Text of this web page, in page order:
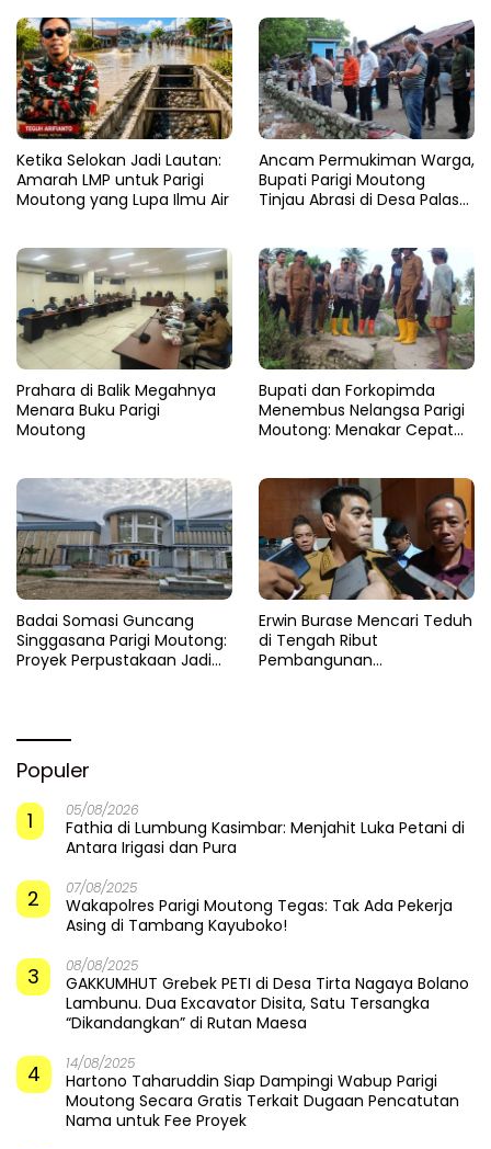
Ketika Selokan Jadi Lautan:
Amarah LMP untuk Parigi
Moutong yang Lupa Ilmu Air
Ancam Permukiman Warga,
Bupati Parigi Moutong
Tinjau Abrasi di Desa Palasa
Prahara di Balik Megahnya
Menara Buku Parigi
Moutong
​Bupati dan Forkopimda
Menembus Nelangsa Parigi
Moutong: Menakar Cepat
Badai Somasi Guncang
Singgasana Parigi Moutong:
Proyek Perpustakaan Jadi
Erwin Burase Mencari Teduh
di Tengah Ribut
Pembangunan
Populer
1
05/08/2026
Fathia di Lumbung Kasimbar: Menjahit Luka Petani di
Antara Irigasi dan Pura
2 07/08/2025
Wakapolres Parigi Moutong Tegas: Tak Ada Pekerja
Asing di Tambang Kayuboko!
3 08/08/2025
GAKKUMHUT Grebek PETI di Desa Tirta Nagaya Bolano
Lambunu. Dua Excavator Disita, Satu Tersangka
“Dikandangkan” di Rutan Maesa
4 14/08/2025
Hartono Taharuddin Siap Dampingi Wabup Parigi
Moutong Secara Gratis Terkait Dugaan Pencatutan
Nama untuk Fee Proyek